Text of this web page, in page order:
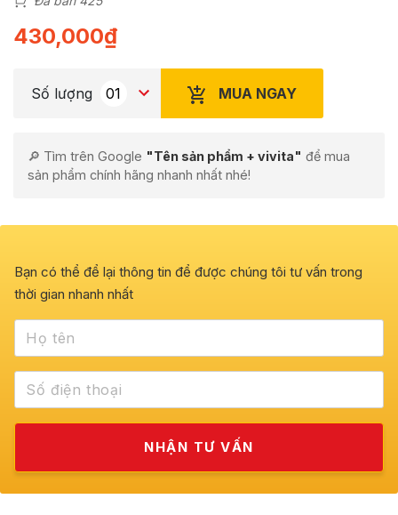
430,000₫
Số lượng MUA NGAY
🔎 Tìm trên Google "Tên sản phẩm + vivita" để mua
sản phẩm chính hãng nhanh nhất nhé!
Bạn có thể để lại thông tin để được chúng tôi tư vấn trong
thời gian nhanh nhất